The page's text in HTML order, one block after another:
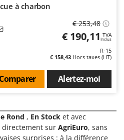
à charbon
€ 253,48
€ 190,11 TVA
Inclus
R-15
€ 158,43 Hors taxes (HT)
Alertez-moi
Comparer
Rond , En Stock et avec
directement sur AgriEuro, sans
surprises : à la différence